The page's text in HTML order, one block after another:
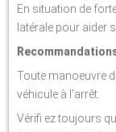
En situation de
latérale pour aider
Toute manoeuvre
véhicule à l'arrêt.
Vérifi ez toujours